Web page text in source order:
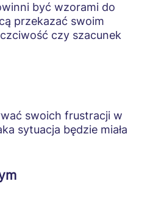
być wzorami do
przekazać swoim
czy szacunek
swoich frustracji w
sytuacja będzie miała